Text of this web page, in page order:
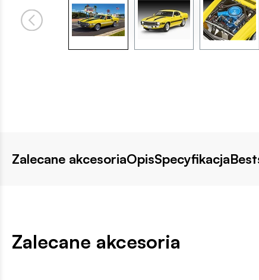
Zalecane akcesoriaOpisSpecyfikacja
Zalecane akcesoria